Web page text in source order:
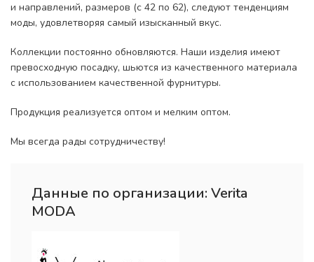
и направлений, размеров (с 42 по 62), следуют тенденциям
моды, удовлетворяя самый изысканный вкус.
Коллекции постоянно обновляются. Наши изделия имеют
превосходную посадку, шьются из качественного материала
с использованием качественной фурнитуры.
Продукция реализуется оптом и мелким оптом.
Мы всегда рады сотрудничеству!
Данные по организации: Verita
MODA